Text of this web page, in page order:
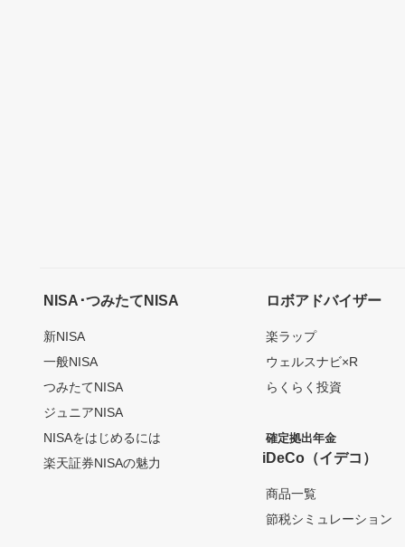
NISA･つみたてNISA
新NISA
一般NISA
つみたてNISA
ジュニアNISA
NISAをはじめるには
楽天証券NISAの魅力
ロボアドバイザー
楽ラップ
ウェルスナビ×R
らくらく投資
確定拠出年金
iDeCo（イデコ）
商品一覧
節税シミュレーション